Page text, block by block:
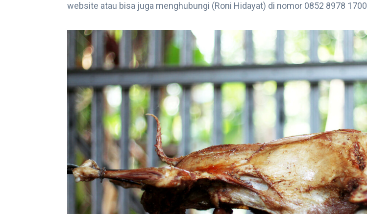
website atau bisa juga menghubungi (Roni Hidayat) di nomor 0852 8978 1700